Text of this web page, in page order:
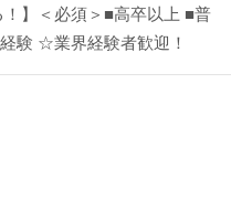
！】＜必須＞■高卒以上 ■普
験 ☆業界経験者歓迎！